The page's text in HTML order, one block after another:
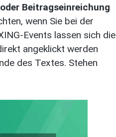
Beitragseinreichung
wenn Sie bei der
Events lassen sich die
angeklickt werden
des Textes. Stehen